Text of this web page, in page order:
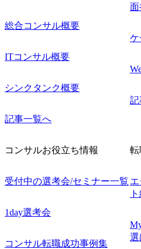
総合コンサル概要
ITコンサル概要
シンクタンク概要
記事一覧へ
面
ケ
記
コンサルお役立ち情報
受付中の選考会/セミナー一覧
1day選考会
コンサル転職成功事例集
転
選